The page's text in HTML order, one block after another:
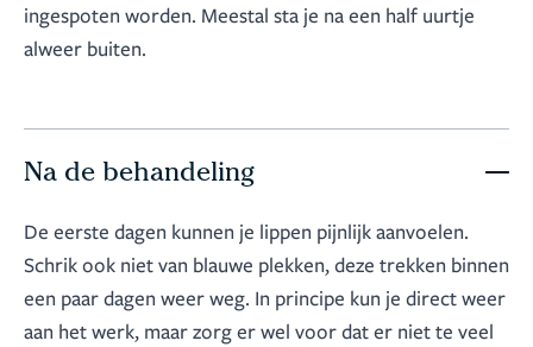
ingespoten worden. Meestal sta je na een half uurtje
alweer buiten.
Na de behandeling
De eerste dagen kunnen je lippen pijnlijk aanvoelen.
Schrik ook niet van blauwe plekken, deze trekken binnen
een paar dagen weer weg. In principe kun je direct weer
aan het werk, maar zorg er wel voor dat er niet te veel